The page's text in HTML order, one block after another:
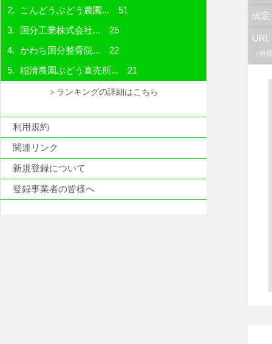
こんどうぶどう農園... 51
国分工業株式会社... 25
かわち国分整骨院... 22
稲清農園ぶどう直売所... 21
＞ランキングの詳細はこちら
利用規約
関連リンク
新規登録について
登録事業者の皆様へ
認
URL
（外